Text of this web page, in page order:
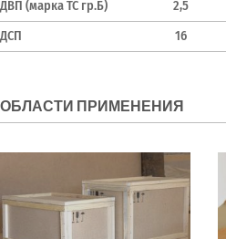
ДВП (марка ТС гр.Б)
2,5
ДСП
16
ОБЛАСТИ ПРИМЕНЕНИЯ